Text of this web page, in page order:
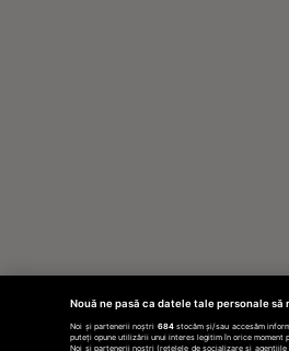
Nouă ne pasă ca datele tale personale
Noi și partenerii noștri 684stocăm și/sau accesăm
puteți opune utilizării unui interes legitim în orice
Noi si partenerii nostri (retelele de socializare si